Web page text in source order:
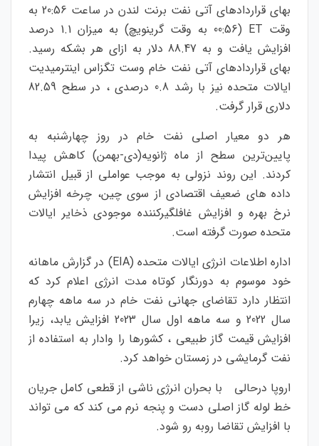
بهای قراردادهای آتی نفت برنت لندن در ساعت 20:56 به
وقت ET (00:56 به وقت گرینویچ) به میزان 1.1 درصد
افزایش یافت و به 88.47 دلار به ازای هر بشکه رسید.
بهای قراردادهای آتی نفت خام وست تگزاس اینترمیدیت
ایالات متحده نیز با رشد 0.8 درصدی ، در سطح 82.59
دلاری قرار گرفت.
هر دو معیار اصلی نفت خام در روز چهارشنبه به
پایین‌ترین سطح از ماه ژانویه(دی-بهمن) کاهش پیدا
کردند. این روند نزولی به موجب عواملی از قبیل انتشار
داده های ضعیف اقتصادی از سوی چین، چرخه افزایش
نرخ بهره و افزایش غافلگیرکننده موجودی ذخایر ایالات
متحده صورت گرفته است.
اداره اطلاعات انرژی ایالات متحده (EIA) در گزارش ماهانه
خود موسوم به دورنگار کوتاه مدت انرژی اعلام کرد که
انتظار دارد تقاضای جهانی نفت خام در سه ماهه چهارم
سال 2022 و سه ماهه اول سال 2023 افزایش یابد، زیرا
افزایش قیمت گاز طبیعی ، کشورها را وادار به استفاده از
نفت گرمایشی در زمستان خواهد کرد.
اروپا درحالی با بحران انرژی ناشی از قطعی کامل جریان
خط لوله گاز اصلی دست و پنجه نرم می کند که می تواند
با افزایش تقاضا روبه رو شود.